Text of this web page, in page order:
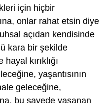
için hiçbir
onlar rahat etsin diye
açıdan kendisinde
kara bir şekilde
hayal kırıklığı
yaşantısının
geleceğine,
bu sayede yaşanan